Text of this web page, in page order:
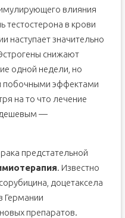
влияния
тестостерона в крови
наступает значительно
снижают
одной недели, но
побочными эффектами
на то что лечение
дешевым —
предстательной
. Известно
доцетаксела
Германии
препаратов.